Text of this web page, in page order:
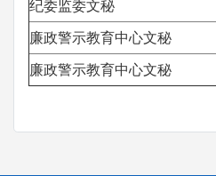
纪委监委文秘
廉政警示教育中心文秘
廉政警示教育中心文秘